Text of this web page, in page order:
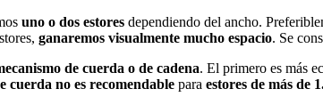
uno o dos estores dependiendo del ancho.
ganaremos visualmente mucho espacio. Se
de cuerda o de cadena. El primero es más
cuerda no es recomendable para estores de más de